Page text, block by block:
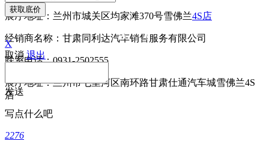
展厅地址：兰州市城关区均家滩370号雪佛兰4S店
经销商名称：甘肃同利达汽车销售服务有限公司
联系电话：0931-2502555
展厅地址：兰州市七里河区南环路甘肃仕通汽车城雪佛兰4S
店
获取底价
X
取消 退出
发送
写点什么吧
2276